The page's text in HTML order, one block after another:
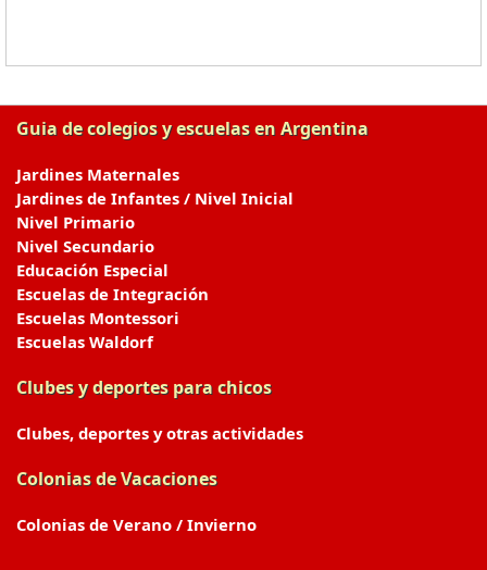
Guia de colegios y escuelas en Argentina
Jardines Maternales
Jardines de Infantes / Nivel Inicial
Nivel Primario
Nivel Secundario
Educación Especial
Escuelas de Integración
Escuelas Montessori
Escuelas Waldorf
Clubes y deportes para chicos
Clubes, deportes y otras actividades
Colonias de Vacaciones
Colonias de Verano / Invierno